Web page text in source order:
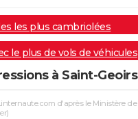
les plus cambriolées
le plus de vols de véhicules
à Saint-Geoirs
d'après le Ministère de